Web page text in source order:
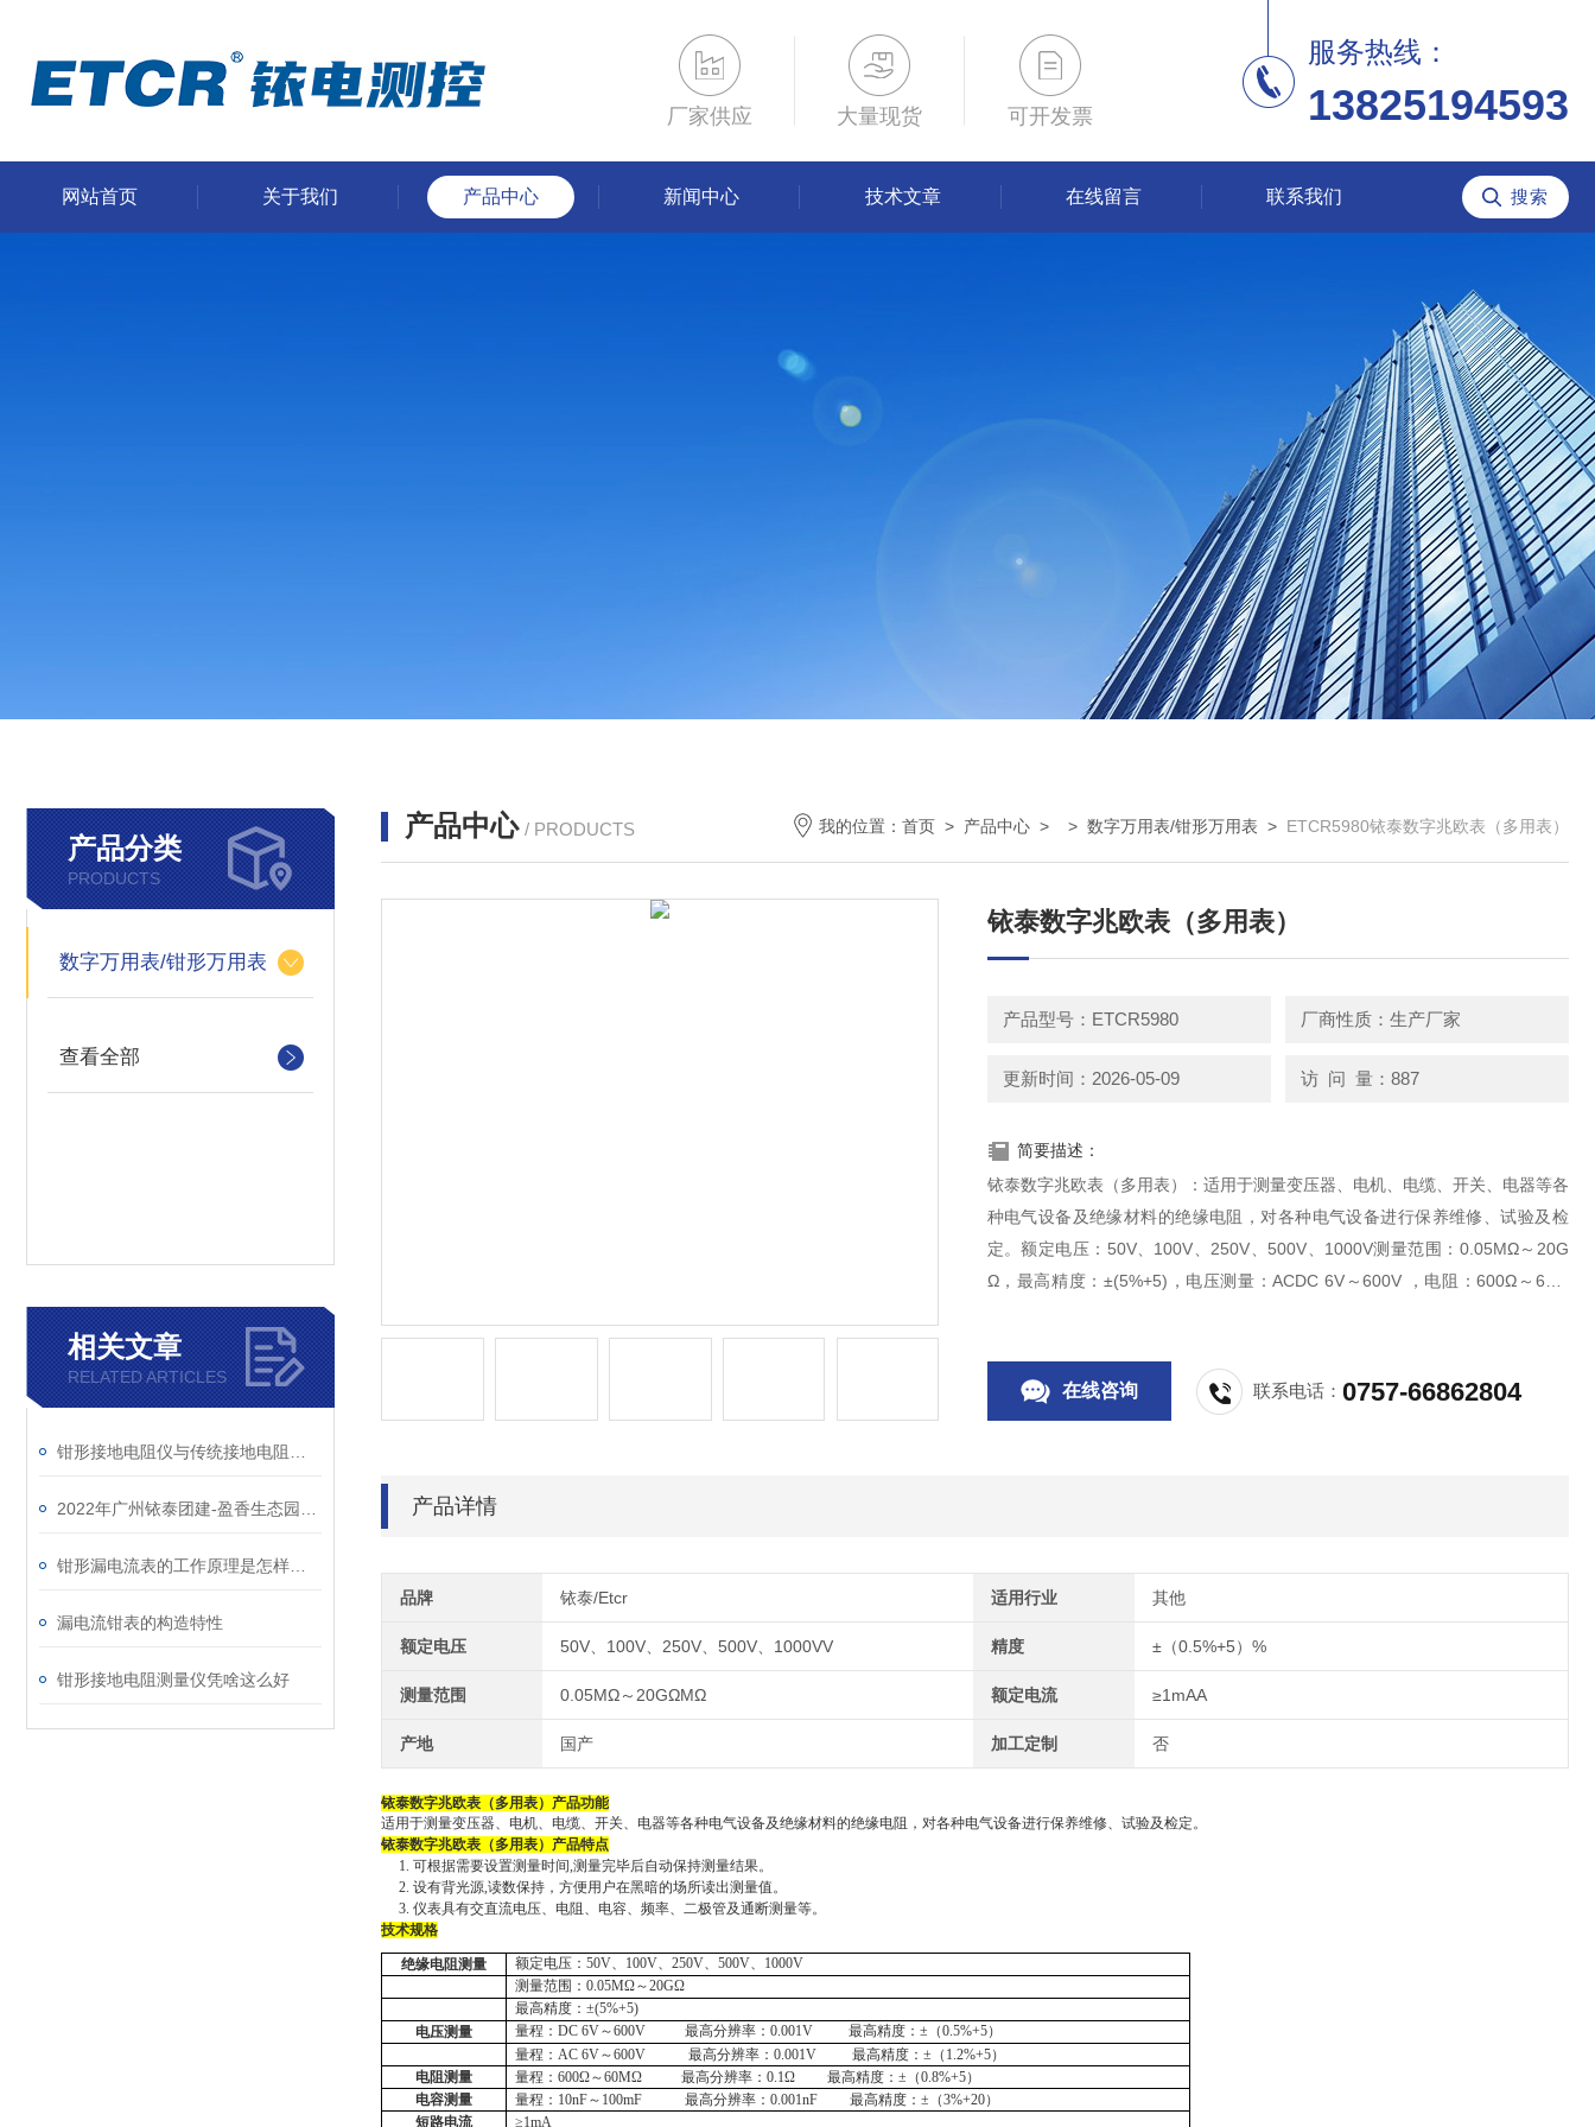
厂家供应 大量现货 可开发票
服务热线：
13825194593
网站首页 关于我们 产品中心 新闻中心 技术文章 在线留言 联系我们
产品分类
PRODUCTS
数字万用表/钳形万用表
查看全部
相关文章
RELATED ARTICLES
漏电流钳表的构造特性
钳形接地电阻测量仪凭啥这么好
产品中心 / PRODUCTS 我的位置： 首页 > 产品中心 > > 数字万用表/钳形万用表 > ETCR5980铱泰数字兆欧表（多用表）
铱泰数字兆欧表（多用表）
产品型号：ETCR5980 厂商性质：生产厂家
更新时间：2026-05-09 访 问 量：887
简要描述：
铱泰数字兆欧表（多用表）：适用于测量变压器、电机、电缆、开关、电器等各
种电气设备及绝缘材料的绝缘电阻，对各种电气设备进行保养维修、试验及检
定。额定电压：50V、100V、250V、500V、1000V测量范围：0.05MΩ～20G
Ω，最高精度：±(5%+5)，电压测量：ACDC 6V～600V ，电阻：600Ω～60M
在线咨询 联系电话：0757-66862804
产品详情
品牌 铱泰/Etcr 适用行业 其他
额定电压 50V、100V、250V、500V、1000VV 精度 ±（0.5%+5）%
测量范围 0.05MΩ～20GΩMΩ 额定电流 ≥1mAA
产地 国产 加工定制 否
铱泰数字兆欧表（多用表）产品功能
适用于测量变压器、电机、电缆、开关、电器等各种电气设备及绝缘材料的绝缘电阻，对各种电气设备进行保养维修、试验及检定。
铱泰数字兆欧表（多用表） 产品特点
1. 可根据需要设置测量时间,测量完毕后自动保持测量结果。
2. 设有背光源,读数保持，方便用户在黑暗的场所读出测量值。
3. 仪表具有交直流电压、电阻、电容、频率、二极管及通断测量等。
技术规格
绝缘电阻测量 额定电压： 50V、100V、250V、500V、1000V
测量范围： 0.05MΩ～20GΩ
最高精度： ±(5%+5)
电压测量
量程： DC 6V～600V 最高分辨率： 0.001V 最高精度：±（0.5%+5）
量程： AC 6V～600V 最高分辨率： 0.001V 最高精度：±（ 1.2%+5）
电阻测量
量程： 600Ω～60MΩ 最高分辨率：0.1Ω 最高精度： ±（0.8%+5）
电容测量
量程： 10nF～ 100mF 最高分辨率： 0.001nF 最高精度：±（3%+20）
短路电流
≥1mA